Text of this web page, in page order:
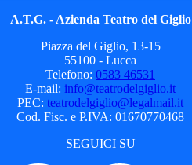
A.T.G. - Azienda Teatro del Giglio
Piazza del Giglio, 13-15
55100 - Lucca
Telefono: 0583 46531
E-mail: info@teatrodelgiglio.it
PEC: teatrodelgiglio@legalmail.it
Cod. Fisc. e P.IVA: 01670770468
SEGUICI SU